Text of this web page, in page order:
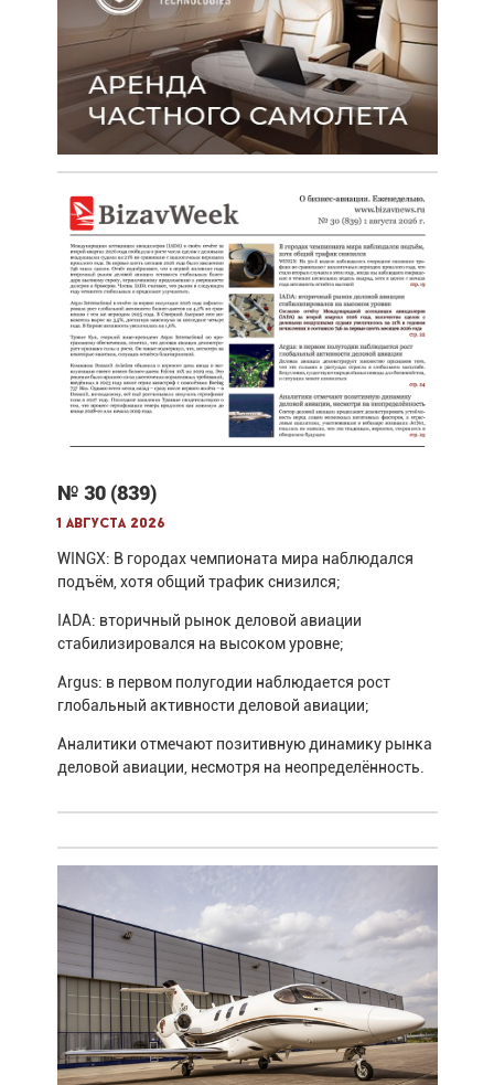
№ 30 (839)
1 августа 2026
WINGX: В городах чемпионата мира наблюдался
подъём, хотя общий трафик снизился;
IADA: вторичный рынок деловой авиации
стабилизировался на высоком уровне;
Argus: в первом полугодии наблюдается рост
глобальный активности деловой авиации;
Аналитики отмечают позитивную динамику рынка
деловой авиации, несмотря на неопределённость.